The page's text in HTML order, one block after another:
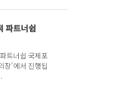
파트너쉽
트너쉽 국제포